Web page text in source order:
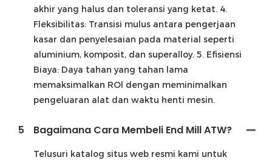
akhir yang halus dan toleransi yang ketat. 4.
Fleksibilitas: Transisi mulus antara pengerjaan
kasar dan penyelesaian pada material seperti
aluminium, komposit, dan superalloy. 5. Efisiensi
Biaya: Daya tahan yang tahan lama
memaksimalkan ROl dengan meminimalkan
pengeluaran alat dan waktu henti mesin.
5 Bagaimana Cara Membeli End Mill ATW?
Telusuri katalog situs web resmi kami untuk